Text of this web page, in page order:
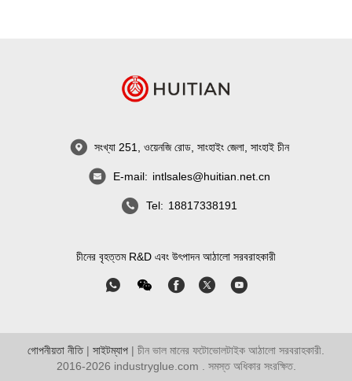
সংখ্যা 251, ওয়েনজি রোড, সাংহাইং জেলা, সাংহাই চীন
E-mail: intlsales@huitian.net.cn
Tel: 18817338191
চীনের বৃহত্তম R&D এবং উৎপাদন আঠালো সরবরাহকারী
গোপনীয়তা নীতি| সাইটম্যাপ | চীন ভাল মানের ফটোভোলটাইক আঠালো সরবরাহকারী.
2016-2026 industryglue.com . সমস্ত অধিকার সংরক্ষিত.